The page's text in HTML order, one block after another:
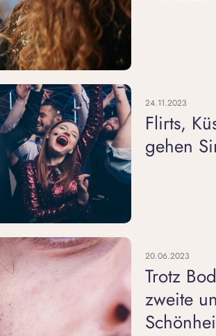
24.11.2023
Flirts,
gehen
20.06.2023
Trotz
zweite